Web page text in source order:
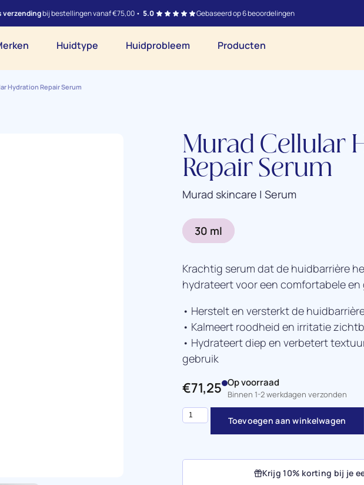
verzendingbij bestellingen vanaf €75,00 • 5.0 Gebaseerd op 6 beoordelingen
Huidtype Huidprobleem Producten
Hydration Repair Serum
Murad Cellular
Repair Serum
Murad skincare | Serum
30 ml
Krachtig serum dat de huidbarrière
hydrateert voor een comfortabele en
• Herstelt en versterkt de
• Kalmeert roodheid en irritatie
• Hydrateert diep en verbetert
gebruik
€71,25 Op voorraad
Binnen 1-2 werkdagen verzonden
Toevoegen aan winkelwagen
Krijg 10% korting bij je